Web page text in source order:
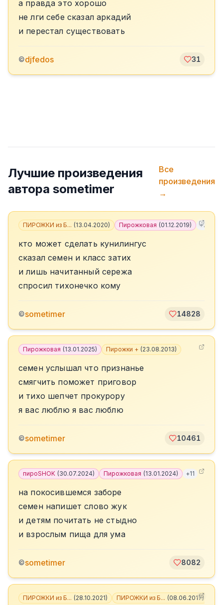
а правда это хорошо
не лги себе сказал аркадий
и перестал существовать
©djfedos 31
Лучшие произведения
автора sometimer
Все
произведения
→
ПИРОЖКИ из Б... (13.04.2020) Пирожковая (01.12.2019) +7
кто может сделать кунилингус
сказал семен и класс затих
и лишь начитанный сережа
спросил тихонечко кому
©sometimer 14828
Пирожковая (13.01.2025) Пирожки + (23.08.2013)
семен услышал что признанье
смягчить поможет приговор
и тихо шепчет прокурору
я вас люблю я вас люблю
©sometimer 10461
пироSHOK (30.07.2024) Пирожковая (13.01.2024) +11
на покосившемся заборе
семен напишет слово жук
и детям почитать не стыдно
и взрослым пища для ума
©sometimer 8082
ПИРОЖКИ из Б... (28.10.2021) ПИРОЖКИ из Б... (08.06.2017)